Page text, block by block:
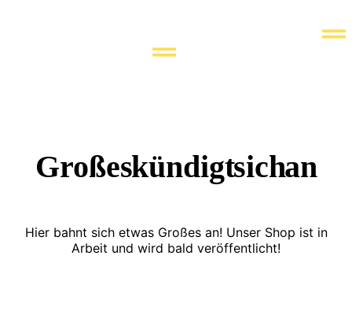
Großes kündigt sich an
Hier bahnt sich etwas Großes an! Unser Shop ist in
Arbeit und wird bald veröffentlicht!